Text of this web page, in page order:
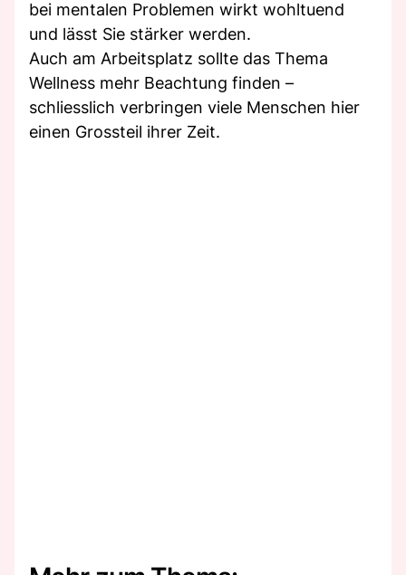
bei mentalen Problemen wirkt wohltuend
und lässt Sie stärker werden.
Auch am Arbeitsplatz sollte das Thema
Wellness mehr Beachtung finden –
schliesslich verbringen viele Menschen hier
einen Grossteil ihrer Zeit.